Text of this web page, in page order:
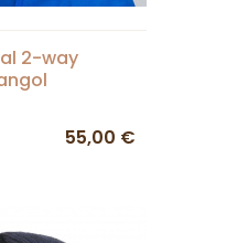
2-way
55,00 €